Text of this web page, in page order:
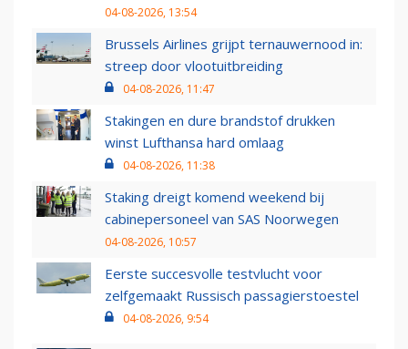
04-08-2026, 13:54
Brussels Airlines grijpt ternauwernood in:
streep door vlootuitbreiding
04-08-2026, 11:47
Stakingen en dure brandstof drukken
winst Lufthansa hard omlaag
04-08-2026, 11:38
Staking dreigt komend weekend bij
cabinepersoneel van SAS Noorwegen
04-08-2026, 10:57
Eerste succesvolle testvlucht voor
zelfgemaakt Russisch passagierstoestel
04-08-2026, 9:54